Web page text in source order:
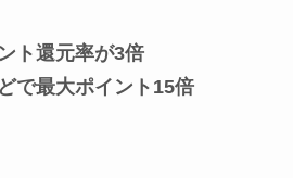
ト還元率が3倍
で最大ポイント15倍